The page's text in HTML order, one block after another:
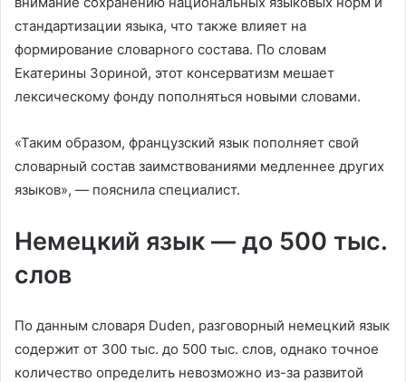
стандартизации языка, что также влияет на
формирование словарного состава. По словам
Екатерины Зориной, этот консерватизм мешает
лексическому фонду пополняться новыми словами.
«Таким образом, французский язык пополняет свой
словарный состав заимствованиями медленнее других
языков», — пояснила специалист.
Немецкий язык — до 500 тыс.
слов
По данным словаря Duden, разговорный немецкий язык
содержит от 300 тыс. до 500 тыс. слов, однако точное
количество определить невозможно из-за развитой